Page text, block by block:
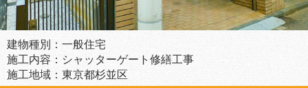
建物種別：一般住宅
施工内容：シャッターゲート修繕工事
施工地域：東京都杉並区